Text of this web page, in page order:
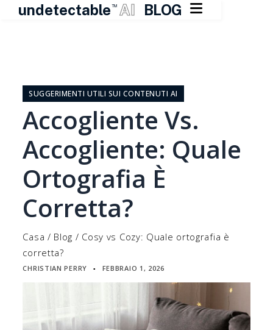
undetectable TM AI BLOG 
contenutoSUGGERIMENTI UTILI SUI CONTENUTI AI
Accogliente Vs.
Accogliente: Quale
Ortografia È
Corretta?
Casa / Blog / Cosy vs Cozy: Quale ortografia è
corretta?
CHRISTIAN PERRY ▪ FEBBRAIO 1, 2026